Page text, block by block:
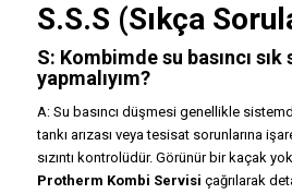
S.S.S (Sıkça
S: Kombimde su basıncı sık
yapmalıyım?
A: Su basıncı düşmesi genellikle
tankı arızası veya tesisat sorunlarına
sızıntı kontrolüdür. Görünür bir kaçak
Protherm Kombi Servisi çağrılarak